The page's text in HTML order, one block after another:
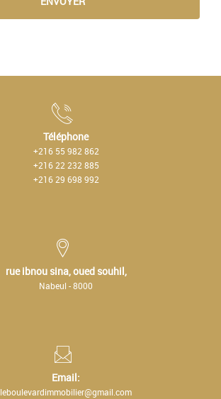
Téléphone
+216 55 982 862
+216 22 232 885
+216 29 698 992
rue ibnou sina, oued souhil,
Nabeul - 8000
Email:
leboulevardimmobilier@gmail.com